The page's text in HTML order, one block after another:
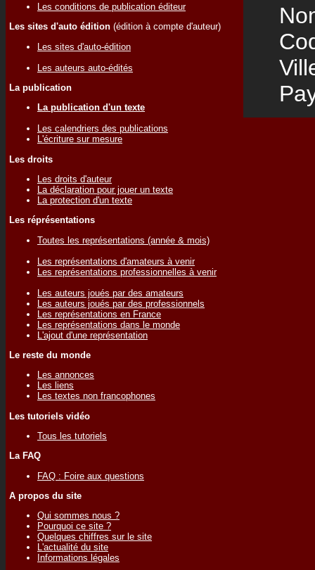
Les conditions de publication éditeur
Les sites d'auto édition (édition à compte d'auteur)
Les sites d'auto-édition
Les auteurs auto-édités
La publication
La publication d'un texte
Les calendriers des publications
L'écriture sur mesure
Les droits
Les droits d'auteur
La déclaration pour jouer un texte
La protection d'un texte
Les réprésentations
Toutes les représentations (année & mois)
Les représentations d'amateurs à venir
Les représentations professionnelles à venir
Les auteurs joués par des amateurs
Les auteurs joués par des professionnels
Les représentations en France
Les représentations dans le monde
L'ajout d'une représentation
Le reste du monde
Les annonces
Les liens
Les textes non francophones
Les tutoriels vidéo
Tous les tutoriels
La FAQ
FAQ : Foire aux questions
A propos du site
Qui sommes nous ?
Pourquoi ce site ?
Quelques chiffres sur le site
L'actualité du site
Informations légales